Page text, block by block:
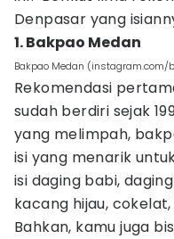
Denpasar yang
1. Bakpao Medan
Bakpao Medan (instagram.com/
Rekomendasi
sudah berdiri sejak
yang melimpah,
isi yang menarik
isi daging babi,
kacang hijau,
Bahkan, kamu juga